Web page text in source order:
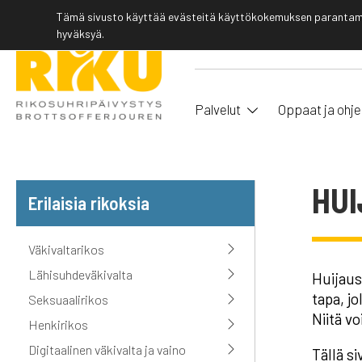
Palvelut Oppaat ja
Erilaisia rikoksia
Väkivaltarikos
Lähisuhdeväkivalta
Seksuaalirikos
Henkirikos
Digitaalinen väkivalta ja vaino
tapa,
Niitä
Tällä
Tämä sivusto käyttää evästeitä käyttökokemuksen
hyväksyä.